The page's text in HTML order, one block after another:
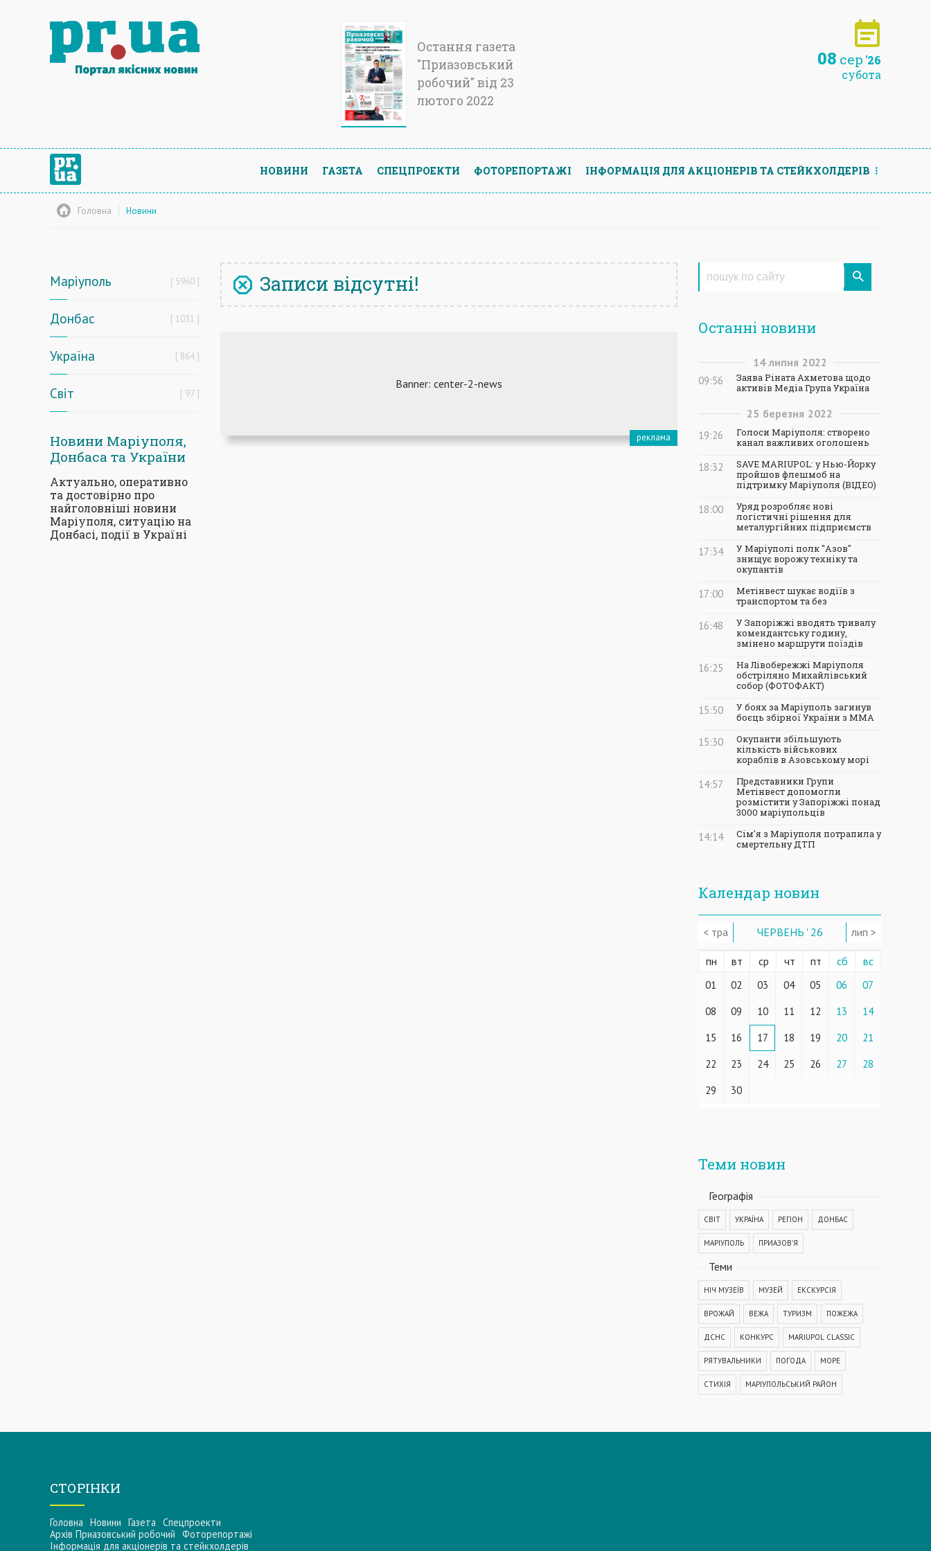
Остання газета
"Приазовський
робочий" від 23
лютого 2022
08 сер '26
субота
НОВИНИ ГАЗЕТА СПЕЦПРОЕКТИ ФОТОРЕПОРТАЖІ ІНФОРМАЦIЯ ДЛЯ АКЦIОНЕРIВ ТА СТЕЙКХОЛДЕРIВ
Головна Новини
Маріуполь 5960
Донбас 1031
Україна 864
Світ 97
Новини Маріуполя,
Донбаса та України
Актуально, оперативно
та достовірно про
найголовніші новини
Маріуполя, ситуацію на
Донбасі, події в Україні
Записи відсутні!
Останні новини
14 липня 2022
09:56
Заява Ріната Ахметова щодо
активів Медіа Група Україна
25 березня 2022
19:26
Голоси Маріуполя: створено
канал важливих оголошень
18:32
SAVE MARIUPOL: у Нью-Йорку
пройшов флешмоб на
підтримку Маріуполя (ВІДЕО)
18:00
Уряд розробляє нові
логістичні рішення для
металургійних підприємств
17:34
У Маріуполі полк "Азов"
знищує ворожу техніку та
окупантів
17:00
Метінвест шукає водіїв з
транспортом та без
16:48
У Запоріжжі вводять тривалу
комендантську годину,
змінено маршрути поїздів
16:25
На Лівобережжі Маріуполя
обстріляно Михайлівський
собор (ФОТОФАКТ)
15:50
У боях за Маріуполь загинув
боєць збірної України з ММА
15:30
Окупанти збільшують
кількість військових
кораблів в Азовському морі
14:57
Представники Групи
Метінвест допомогли
розмістити у Запоріжжі понад
3000 маріупольців
14:14
Сім'я з Маріуполя потрапила у
смертельну ДТП
Календар новин
< тра ЧЕРВЕНЬ ' 26 лип >
пн вт ср чт пт сб вс
01 02 03 04 05 06
07
08
09 10 11 12 13
14
15
16 17 18 19 20
21
22
23 24 25 26 27
28
29
30
Теми новин
Географiя
СВІТ УКРАЇНА РЕГІОН ДОНБАС
МАРІУПОЛЬ ПРИАЗОВ'Я
Теми
НІЧ МУЗЕЇВ МУЗЕЙ ЕКСКУРСІЯ
ВРОЖАЙ ВЕЖА ТУРИЗМ ПОЖЕЖА
ДСНС КОНКУРС MARIUPOL CLASSIC
РЯТУВАЛЬНИКИ ПОГОДА МОРЕ
СТИХІЯ МАРІУПОЛЬСЬКИЙ РАЙОН
ПОЛІЦІЯ ПОДІЯ АВАРІЯ МЕДИЦИНА
СТОРІНКИ
Головна Новини Газета Спецпроекти
Архів Приазовський робочий Фоторепортажі
Інформацiя для акцiонерiв та стейкхолдерiв